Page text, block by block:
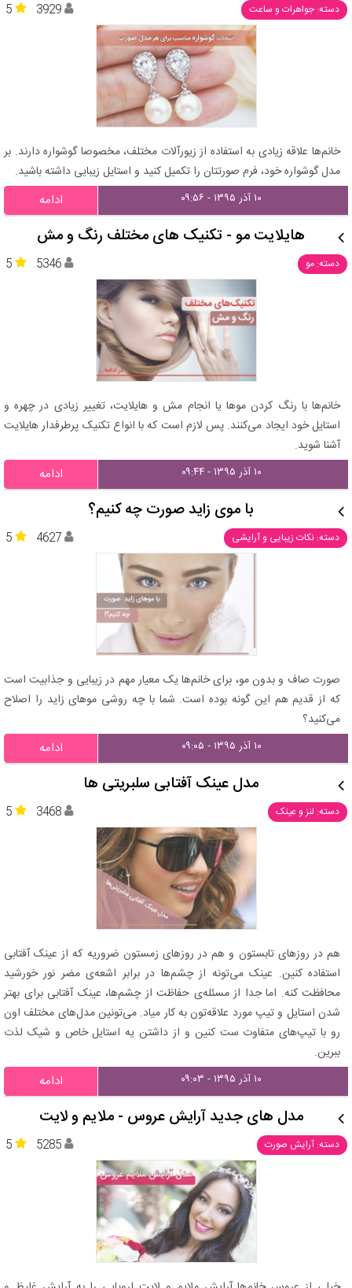
دسته: جواهرات و ساعت 5 3929
خانم‌ها علاقه زیادی به استفاده از زیورآلات مختلف، مخصوصا گوشواره دارند. بر
مدل گوشواره خود، فرم صورتتان را تکمیل کنید و استایل زیبایی داشته باشید.
۱۰ آذر ۱۳۹۵ - ۰۹:۵۶ ادامه
هایلایت مو - تکنیک‌ های مختلف رنگ و مش
دسته: مو 5 5346
خانم‌ها با رنگ کردن موها یا انجام مش و هایلایت، تغییر زیادی در چهره و
استایل خود ایجاد می‌کنند. پس لازم است که با انواع تکنیک پرطرفدار هایلایت
آشنا شوید.
۱۰ آذر ۱۳۹۵ - ۰۹:۴۴ ادامه
با موی زاید صورت چه کنیم؟
دسته: نکات زیبایی و آرایشی 5 4627
صورت صاف و بدون مو، برای خانم‌ها یک معیار مهم در زیبایی و جذابیت است
که از قدیم هم این گونه بوده است. شما با چه روشی موهای زاید را اصلاح
می‌کنید؟
۱۰ آذر ۱۳۹۵ - ۰۹:۰۵ ادامه
مدل عینک آفتابی سلبریتی ها
دسته: لنز و عینک 5 3468
هم در روزهای تابستون و هم در روزهای زمستون ضروریه که از عینک آفتابی
استفاده کنین. عینک می‌تونه از چشم‌ها در برابر اشعه‌ی مضر نور خورشید
محافظت کنه. اما جدا از مسئله‌ی حفاظت از چشم‌ها، عینک آفتابی برای بهتر
شدن استایل و تیپ مورد علاقه‌تون به کار میاد. می‌تونین مدل‌های مختلف اون
رو با تیپ‌های متفاوت ست کنین و از داشتن یه استایل خاص و شیک لذت
ببرین.
۱۰ آذر ۱۳۹۵ - ۰۹:۰۳ ادامه
مدل های جدید آرایش عروس - ملایم و لایت
دسته: آرایش صورت 5 5285